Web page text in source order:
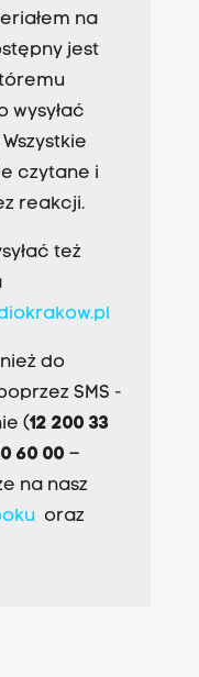
na
jest
wysyłać
czytane i
reakcji.
też
do
SMS -
(12 200 33
60 00 –
na nasz
oraz